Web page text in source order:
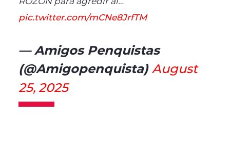
pic.twitter.com/mCNe8JrfTM
— Amigos Penquistas
(@Amigopenquista) August
25, 2025